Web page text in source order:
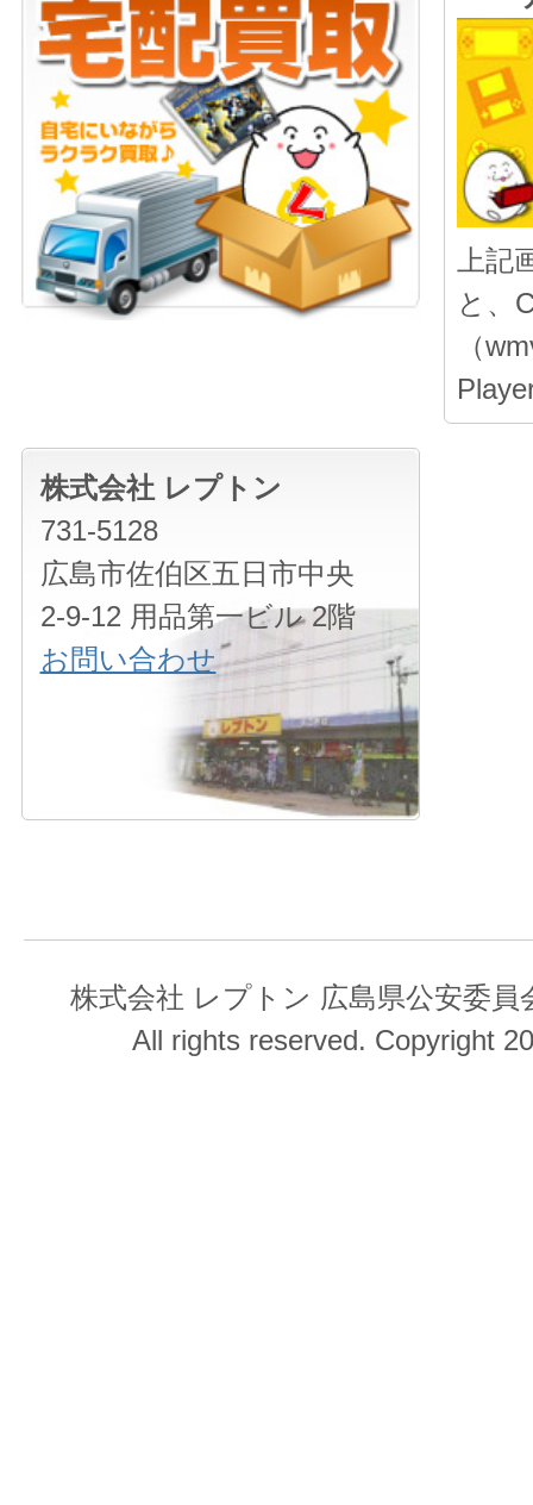
上
と、
（
株式会社 レプトン
731-5128
広島市佐伯区五日市中央
2-9-12 用品第一ビル 2階
お問い合わせ
株式会社 レプトン 広島県公安委員
All rights reserved. Copyright